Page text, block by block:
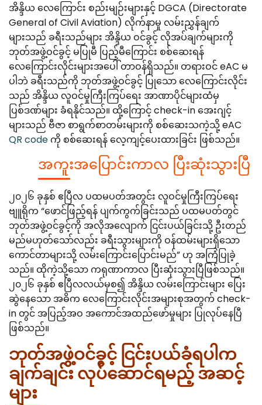
အိန္ဒိယ လေကြောင်း စည်းမျဉ်းများနှင့် DGCA (Directorate
General of Civil Aviation) လိုက်နာမှု လမ်းညွှန်ချက်
များသည် ခရီးသည်များ အိန္ဒိယ ဝင်ခွင့် လိုအပ်ချက်များကို
ဘုတ်အဖွဲ့ဝင်ခွင့် မပြုမီ ပြည့်မီကြောင်း စစ်ဆေးရန်
လေကြောင်းလိုင်းများအပေါ် တာဝန်ရှိသည်။ တရားဝင် eAC မ
ပါဘဲ ခရီးသည်ကို ဘုတ်အဖွဲ့ဝင်ခွင့် ပြုသော လေကြောင်းလိုင်း
သည် အိန္ဒိယ လူဝင်မှုကြီးကြပ်ရေး အာဏာပိုင်များထံမှ
ပြစ်ဒဏ်များ ခံရနိုင်သည်။ ထို့ကြောင့် check-in အေးဂျင့်
များသည် ဗီဇာ စာရွက်စာတမ်းများကို စစ်ဆေးသကဲ့သို့ eAC
QR code ကို စစ်ဆေးရန် လေ့ကျင့်ပေးထားခြင်း ဖြစ်သည်။
အကူးအပြောင်းကာလ ပြီးဆုံးသွားပြီ
၂၀၂၆ ခုနှစ် ဧပြီလ ပထမပတ်အတွင်း လူဝင်မှုကြီးကြပ်ရေး
ဗျူရိုက “ဖောင်ဖြည့်ရန် ပျက်ကွက်ခြင်းသည် ပထမပတ်တွင်
ဘုတ်အဖွဲ့ဝင်ခွင့်ကို အလိုအလျောက် ငြင်းပယ်ခြင်းသို့ ဦးတည်
မည်မဟုတ်သော်လည်း ခရီးသွားများကို ဝန်ထမ်းများရှိသော
ကောင်တာများသို့ လမ်းကြောင်းပြောင်းမည်” ဟု အကြံပြုခဲ့
သည်။ ထိုကဲ့သို့သော ကရုဏာကာလ ပြီးဆုံးသွားပြီဖြစ်သည်။
၂၀၂၆ ခုနှစ် ဧပြီလလယ်မှစ၍ အိန္ဒိယ လမ်းကြောင်းများ ပြေး
ဆွဲနေသော အဓိက လေကြောင်းလိုင်းအများစုအတွက် check-
in တွင် အပြည့်အဝ အကောင်အထည်ဖော်မှုများ ပြုလုပ်နေပြီ
ဖြစ်သည်။
ဘုတ်အဖွဲ့ဝင်ခွင့် ငြင်းပယ်ခံရပါက
ချက်ချင်း လုပ်ဆောင်ရမည့် အဆင့်
များ